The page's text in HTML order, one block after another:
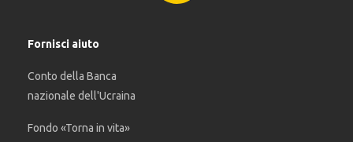
Fornisci aiuto
Conto della Banca
nazionale dell'Ucraina
Fondo «Torna in vita»